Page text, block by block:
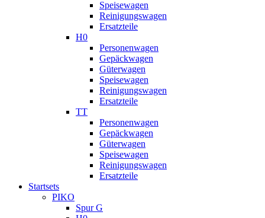
Speisewagen
Reinigungswagen
Ersatzteile
H0
Personenwagen
Gepäckwagen
Güterwagen
Speisewagen
Reinigungswagen
Ersatzteile
TT
Personenwagen
Gepäckwagen
Güterwagen
Speisewagen
Reinigungswagen
Ersatzteile
Startsets
PIKO
Spur G